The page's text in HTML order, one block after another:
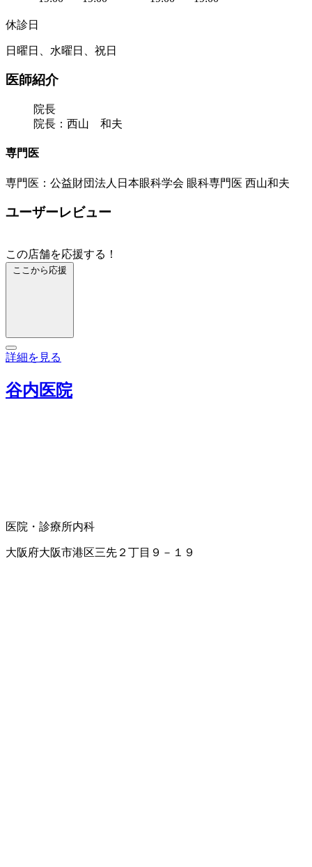
休診日
日曜日、水曜日、祝日
医師紹介
院長
院長：西山 和夫
専門医
専門医：公益財団法人日本眼科学会 眼科専門医 西山和夫
ユーザーレビュー
この店舗を応援する！
ここから応援
詳細を見る
谷内医院
医院・診療所内科
大阪府大阪市港区三先２丁目９－１９